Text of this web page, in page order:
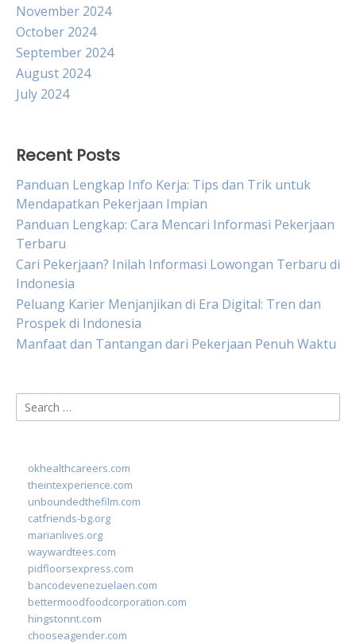
November 2024
October 2024
September 2024
August 2024
July 2024
Recent Posts
Panduan Lengkap Info Kerja: Tips dan Trik untuk
Mendapatkan Pekerjaan Impian
Panduan Lengkap: Cara Mencari Informasi Pekerjaan
Terbaru
Cari Pekerjaan? Inilah Informasi Lowongan Terbaru di
Indonesia
Peluang Karier Menjanjikan di Era Digital: Tren dan
Prospek di Indonesia
Manfaat dan Tantangan dari Pekerjaan Penuh Waktu
Search
for:
okhealthcareers.com
theintexperience.com
unboundedthefilm.com
catfriends-bg.org
marianlives.org
waywardtees.com
pidfloorsexpress.com
bancodevenezuelaen.com
bettermoodfoodcorporation.com
hingstonnt.com
chooseagender.com